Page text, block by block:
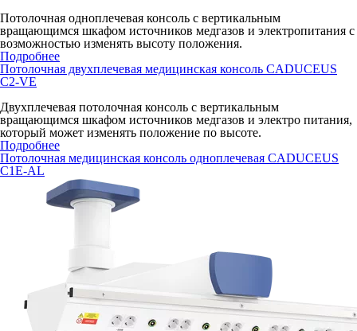
Потолочная одноплечевая консоль с вертикальным
вращающимся шкафом источников медгазов и электропитания с
возможностью изменять высоту положения.
Подробнее
Потолочная двухплечевая медицинская консоль CADUCEUS
C2-VE
Двухплечевая потолочная консоль с вертикальным
вращающимся шкафом источников медгазов и электро питания,
который может изменять положение по высоте.
Подробнее
Потолочная медицинская консоль одноплечевая CADUCEUS
C1E-AL